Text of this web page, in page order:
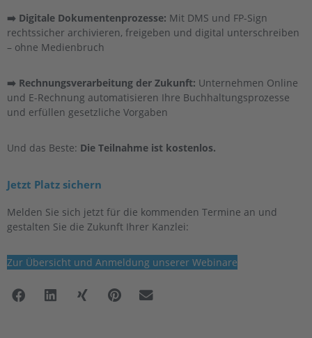
➡️ Digitale Dokumentenprozesse: Mit DMS und FP-Sign
rechtssicher archivieren, freigeben und digital unterschreiben
– ohne Medienbruch
➡️ Rechnungsverarbeitung der Zukunft: Unternehmen Online
und E-Rechnung automatisieren Ihre Buchhaltungsprozesse
und erfüllen gesetzliche Vorgaben
Und das Beste: Die Teilnahme ist kostenlos.
Jetzt Platz sichern
Melden Sie sich jetzt für die kommenden Termine an und
gestalten Sie die Zukunft Ihrer Kanzlei:
Zur Übersicht und Anmeldung unserer Webinare